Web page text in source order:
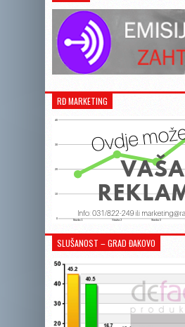
RĐ MARKETING
SLUŠANOST – GRAD ĐAKOVO